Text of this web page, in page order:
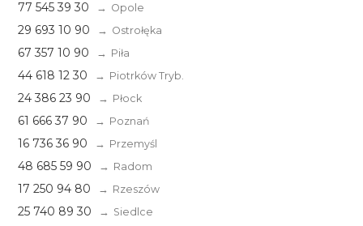
77 545 39 30 Opole
29 693 10 90 Ostrołęka
67 357 10 90 Piła
44 618 12 30 Piotrków Tryb.
24 386 23 90 Płock
61 666 37 90 Poznań
16 736 36 90 Przemyśl
48 685 59 90 Radom
17 250 94 80 Rzeszów
25 740 89 30 Siedlce